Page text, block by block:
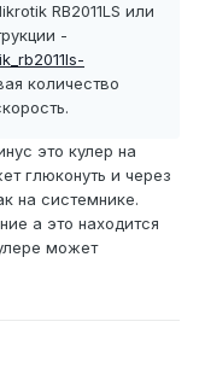
RB2011LS или
-
количество
это кулер на
глюконуть и через
на системнике.
а это находится
может